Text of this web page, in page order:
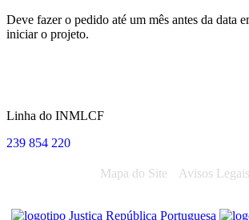
Deve fazer o pedido até um mês antes da data
iniciar o projeto.
Linha do INMLCF
239 854 220
Mapa do Site Avisos Legais